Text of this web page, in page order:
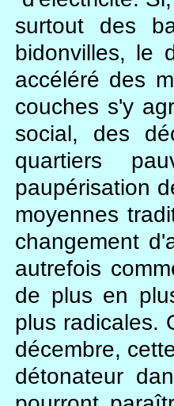
surtout des
bidonvilles, le
accéléré des
couches s'y
social, des
quartiers
paupérisation
moyennes
changement
autrefois
de plus en
plus radicales.
décembre,
détonateur